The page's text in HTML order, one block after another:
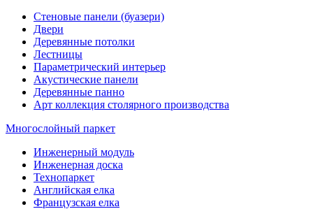
Стеновые панели (буазери)
Двери
Деревянные потолки
Лестницы
Параметрический интерьер
Акустические панели
Деревянные панно
Арт коллекция столярного производства
Многослойный паркет
Инженерный модуль
Инженерная доска
Технопаркет
Английская елка
Французская елка